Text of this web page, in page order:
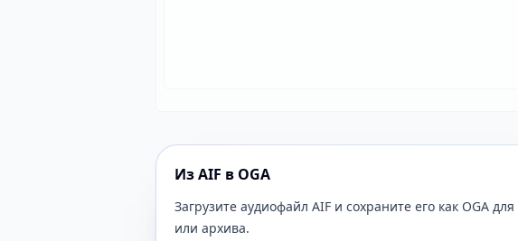
Из AIF в OGA
Загрузите аудиофайл AIF и сохраните его как OGA
или архива.